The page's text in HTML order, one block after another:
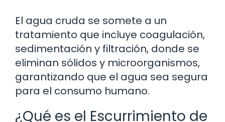
El agua cruda se somete a un
tratamiento que incluye coagulación,
sedimentación y filtración, donde se
eliminan sólidos y microorganismos,
garantizando que el agua sea segura
para el consumo humano.
¿Qué es el Escurrimiento de